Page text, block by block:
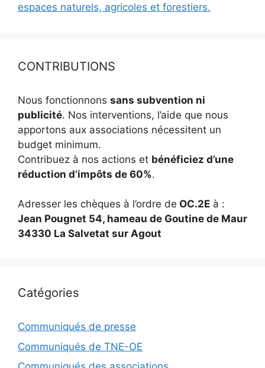
espaces naturels, agricoles et forestiers.
CONTRIBUTIONS
Nous fonctionnons sans subvention ni
publicité. Nos interventions, l’aide que nous
apportons aux associations nécessitent un
budget minimum.
Contribuez à nos actions et bénéficiez d’une
réduction d’impôts de 60%.
Adresser les chèques à l’ordre de OC.2E à :
Jean Pougnet 54, hameau de Goutine de Maur
34330 La Salvetat sur Agout
Catégories
Communiqués de presse
Communiqués de TNE-OE